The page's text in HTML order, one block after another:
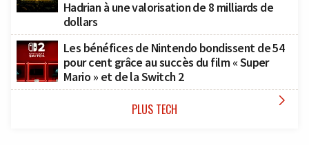
Hadrian à une valorisation de 8 milliards de
dollars
Les bénéfices de Nintendo bondissent de 54
pour cent grâce au succès du film « Super
Mario » et de la Switch 2
PLUS TECH 